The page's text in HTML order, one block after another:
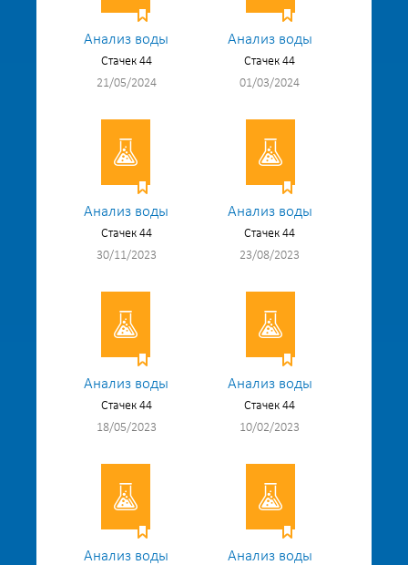
Анализ воды
Стачек 44
21/05/2024
Анализ воды
Стачек 44
01/03/2024
Анализ воды
Стачек 44
30/11/2023
Анализ воды
Стачек 44
23/08/2023
Анализ воды
Стачек 44
18/05/2023
Анализ воды
Стачек 44
10/02/2023
Анализ воды Анализ воды